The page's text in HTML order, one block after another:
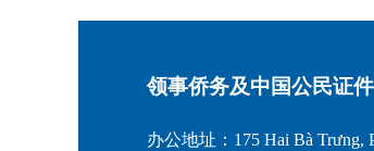
领事侨务及中国公民证件
办公地址：175 Hai Bà Trưng,